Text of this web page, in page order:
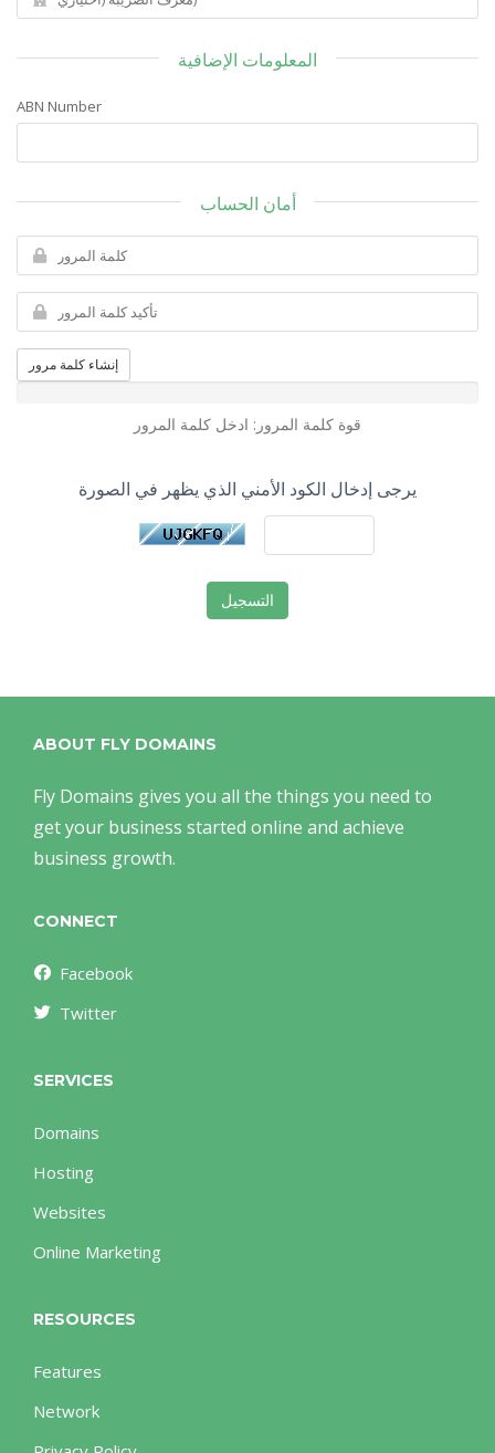
المعلومات الإضافية
ABN Number
أمان الحساب
إنشاء كلمة مرور
قوة كلمة المرور: ادخل كلمة المرور
يرجى إدخال الكود الأمني الذي يظهر في الصورة
ABOUT FLY DOMAINS
Fly Domains gives you all the things you need to
get your business started online and achieve
business growth.
CONNECT
Facebook
Twitter
SERVICES
Domains
Hosting
Websites
Online Marketing
RESOURCES
Features
Network